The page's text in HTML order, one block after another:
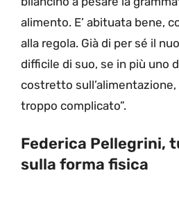
alimento. E’ abituata bene,
alla regola. Già di per sé il
difficile di suo, se in più uno
costretto
troppo complicato”.
Federica Pellegrini,
sulla forma fisica